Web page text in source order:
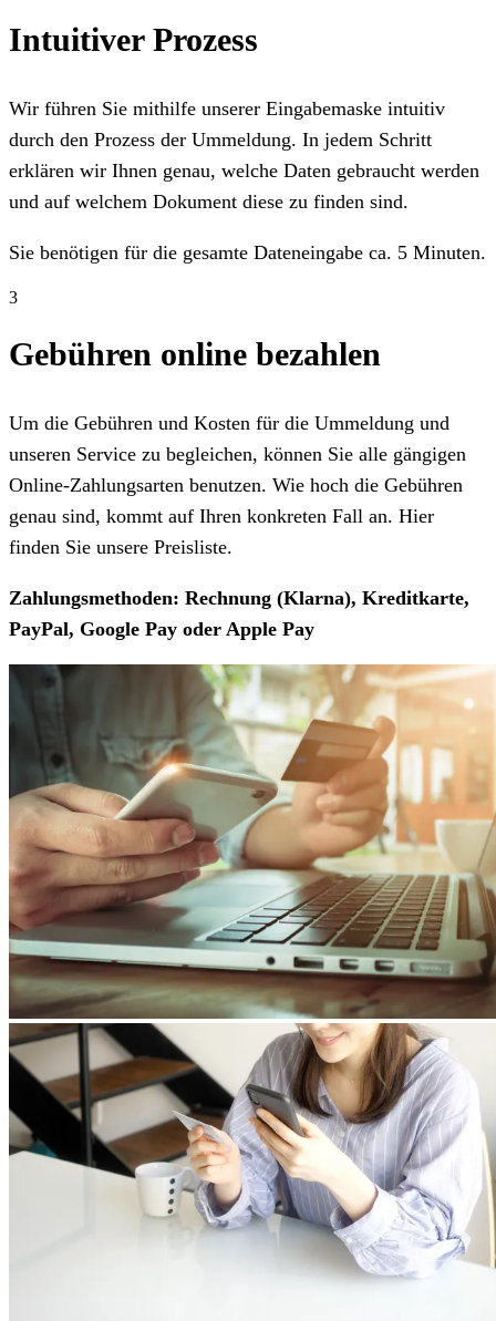
Intuitiver Prozess
Wir führen Sie mithilfe unserer Eingabemaske intuitiv
durch den Prozess der Ummeldung. In jedem Schritt
erklären wir Ihnen genau, welche Daten gebraucht werden
und auf welchem Dokument diese zu finden sind.
Sie benötigen für die gesamte Dateneingabe ca. 5 Minuten.
3
Gebühren online bezahlen
Um die Gebühren und Kosten für die Ummeldung und
unseren Service zu begleichen, können Sie alle gängigen
Online-Zahlungsarten benutzen. Wie hoch die Gebühren
genau sind, kommt auf Ihren konkreten Fall an. Hier
finden Sie unsere Preisliste.
Zahlungsmethoden: Rechnung (Klarna), Kreditkarte,
PayPal, Google Pay oder Apple Pay